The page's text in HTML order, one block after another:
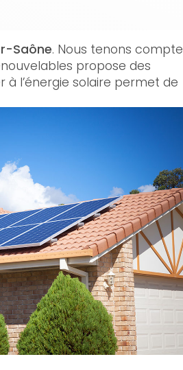
Saône. Nous tenons compte
propose des
l’énergie solaire permet de